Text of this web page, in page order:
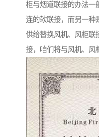
柜与烟道联接的办法一
连的软联接，而另一种
供给替换风机、风柜联
接，咱们将与风机、风